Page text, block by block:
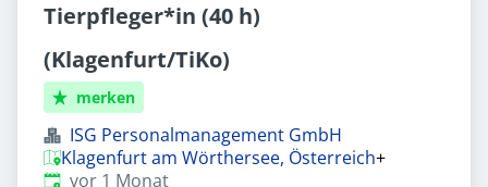
Tierpfleger*in (40 h)
(Klagenfurt/TiKo)
merken
ISG Personalmanagement GmbH
Klagenfurt am Wörthersee, Österreich+
Veröffentlicht:
vor 1 Monat